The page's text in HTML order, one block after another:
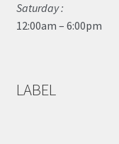
Saturday :
12:00am – 6:00pm
LABEL